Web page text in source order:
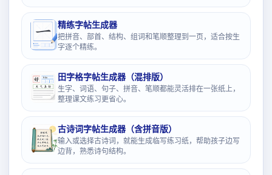
精练字帖生成器
把拼音、部首、结构、组词和笔顺整理到一页，适合按生
字逐个精练。
田字格字帖生成器（混排版）
生字、词语、句子、拼音、笔顺都能灵活排在一张纸上，
整理课文练习更省心。
古诗词字帖生成器（含拼音版）
输入或选择古诗词，就能生成临写练习纸，帮助孩子边写
边背，熟悉诗句结构。